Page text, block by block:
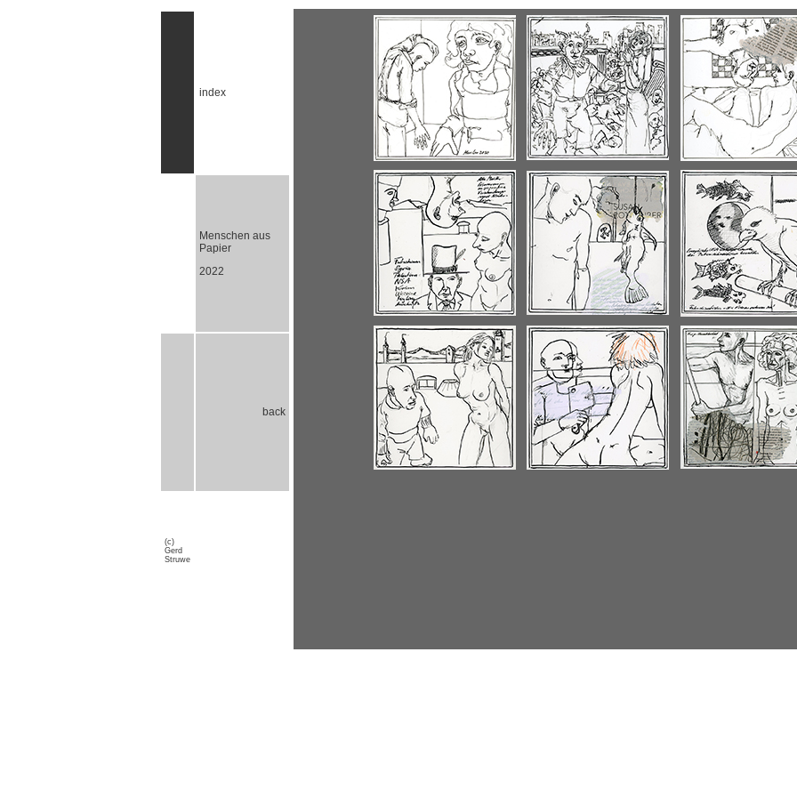
index
Menschen aus
Papier
2022
back
(c)
Gerd
Struwe